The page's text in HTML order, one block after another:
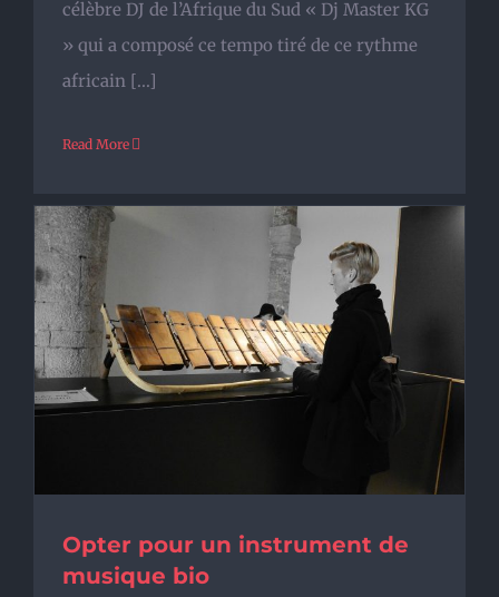
célèbre DJ de l’Afrique du Sud « Dj Master KG
» qui a composé ce tempo tiré de ce rythme
africain [...]
Read More
Opter pour un instrument de
musique bio